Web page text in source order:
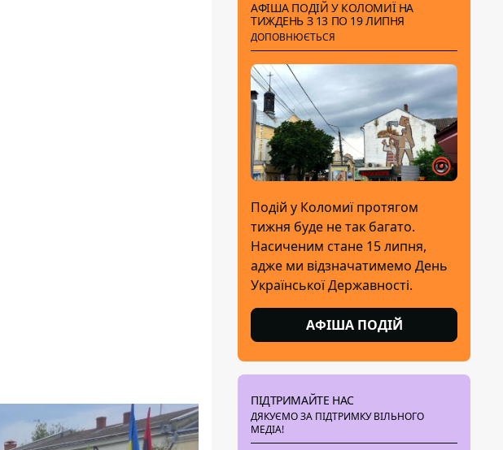
АФІША ПОДІЙ У КОЛОМИЇ НА
ТИЖДЕНЬ З 13 ПО 19 ЛИПНЯ
ДОПОВНЮЄТЬСЯ
Подій у Коломиї протягом
тижня буде не так багато.
Насиченим стане 15 липня,
адже ми відзначатимемо День
Української Державності.
АФІША ПОДІЙ
ПІДТРИМАЙТЕ НАС
ДЯКУЄМО ЗА ПІДТРИМКУ ВІЛЬНОГО
МЕДІА!